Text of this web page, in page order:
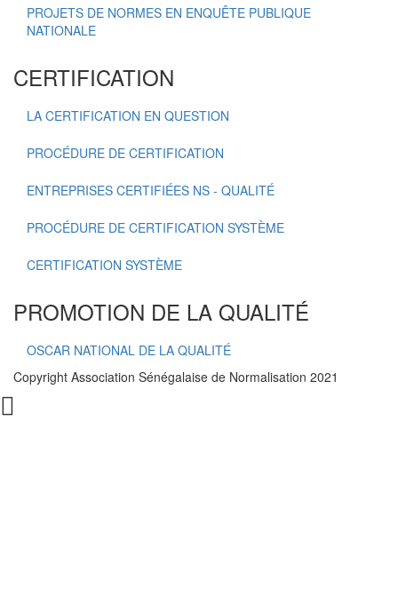
PROJETS DE NORMES EN ENQUÊTE PUBLIQUE
NATIONALE
CERTIFICATION
LA CERTIFICATION EN QUESTION
PROCÉDURE DE CERTIFICATION
ENTREPRISES CERTIFIÉES NS - QUALITÉ
PROCÉDURE DE CERTIFICATION SYSTÈME
CERTIFICATION SYSTÈME
PROMOTION DE LA QUALITÉ
OSCAR NATIONAL DE LA QUALITÉ
Copyright Association Sénégalaise de Normalisation 2021